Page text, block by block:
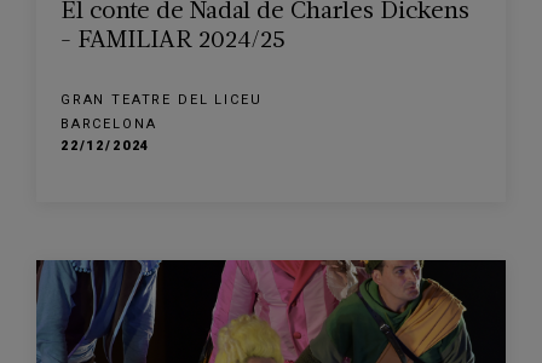
El conte de Nadal de Charles Dickens
- FAMILIAR 2024/25
GRAN TEATRE DEL LICEU
BARCELONA
22/12/2024